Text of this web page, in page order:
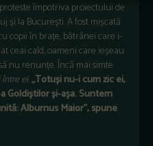
împotriva proiectului de
și la București. A fost mișcată
copii în brațe, bătrânei care i-
ceai cald, oameni care ieșeau
nu renunțe. Încă mai simte
ei.„Totuși nu-i cum zic ei,
Goldiștilor și-așa. Suntem
Alburnus Maior”, spune